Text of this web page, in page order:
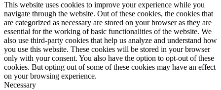
This website uses cookies to improve your experience while you
navigate through the website. Out of these cookies, the cookies that
are categorized as necessary are stored on your browser as they are
essential for the working of basic functionalities of the website. We
also use third-party cookies that help us analyze and understand how
you use this website. These cookies will be stored in your browser
only with your consent. You also have the option to opt-out of these
cookies. But opting out of some of these cookies may have an effect
on your browsing experience.
Necessary